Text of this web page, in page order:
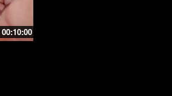
00:10:00